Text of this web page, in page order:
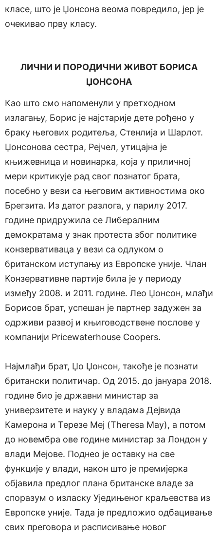
класе, што је Џонсона веома повредило, јер је
очекивао прву класу.
ЛИЧНИ И ПОРОДИЧНИ ЖИВОТ БОРИСА
ЏОНСОНА
Као што смо напоменули у претходном
излагању, Борис је најстарије дете рођено у
браку његових родитеља, Стенлија и Шарлот.
Џонсонова сестра, Рејчел, утицајна је
књижевница и новинарка, која у приличној
мери критикује рад свог познатог брата,
посебно у вези са његовим активностима око
Брегзита. Из датог разлога, у парилу 2017.
године придружила се Либералним
демократама у знак протеста због политике
конзервативаца у вези са одлуком о
британском иступању из Европске уније. Члан
Конзервативне партије била је у периоду
између 2008. и 2011. године. Лео Џонсон, млађи
Борисов брат, успешан је партнер задужен за
одрживи развој и књиговодствене послове у
компанији Pricewaterhouse Coopers.
Најмлађи брат, Џо Џонсон, такође је познати
британски политичар. Од 2015. до јануара 2018.
године био је државни министар за
универзитете и науку у владама Дејвида
Камерона и Терезе Меј (Theresa May), а потом
до новембра ове године министар за Лондон у
влади Мејове. Поднео је оставку на све
функције у влади, након што је премијерка
објавила предлог плана британске владе за
споразум о изласку Уједињеног краљевства из
Европске уније. Тада је предложио одбацивање
свих преговора и расписивање новог